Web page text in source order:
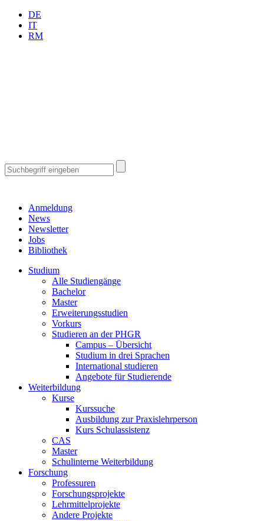
DE
IT
RM
Anmeldung
News
Newsletter
Jobs
Bibliothek
Studium
Alle Studiengänge
Bachelor
Master
Erweiterungsstudien
Vorkurs
Studieren an der PHGR
Campus – Übersicht
Studium in drei Sprachen
International studieren
Angebote für Studierende
Weiterbildung
Kurse
Kurssuche
Ausbildung zur Praxislehrperson
Kurs Schulassistenz
CAS
Master
Schulinterne Weiterbildung
Forschung
Professuren
Forschungsprojekte
Lehrmittelprojekte
Andere Projekte